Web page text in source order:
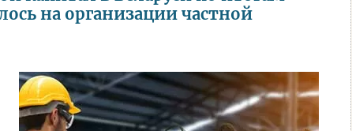
на организации частной